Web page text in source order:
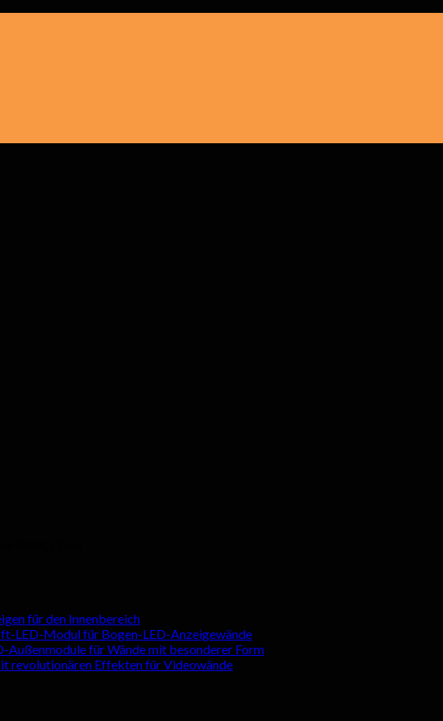
Stadt, China
für den Innenbereich
LED-Modul für Bogen-LED-Anzeigewände
Außenmodule für Wände mit besonderer Form
revolutionären Effekten für Videowände